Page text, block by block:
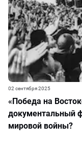
«Победа на
документальный
мировой войны?
02 сентября 2025